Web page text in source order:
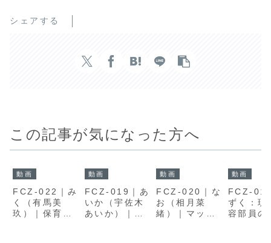
シェアする
この記事が気になった方へ
動画
FCZ-022｜み
く（有馬美
玖）｜保育士
動画
FCZ-019｜あ
いか（宇佐木
あいか）｜最
動画
FCZ-020｜な
お（相月菜
緒）｜マッチ
動画
FCZ-
ずく：現
容部員の